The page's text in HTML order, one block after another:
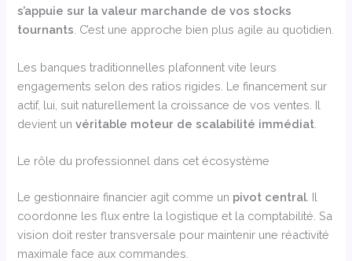
s’appuie sur la valeur marchande de vos stocks
tournants . C’est une approche bien plus agile au quotidien.
Les banques traditionnelles plafonnent vite leurs
engagements selon des ratios rigides. Le financement sur
actif, lui, suit naturellement la croissance de vos ventes. Il
devient unvéritable moteur de scalabilité immédiat
Le rôle du professionnel dans cet écosystème
Le gestionnaire financier agit comme un pivot central. Il
coordonne les flux entre la logistique et la comptabilité. Sa
vision doit rester transversale pour maintenir une réactivité
maximale face aux commandes.